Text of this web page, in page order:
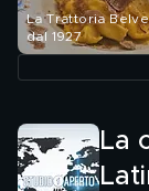
La Trattoria
dal 1927
La